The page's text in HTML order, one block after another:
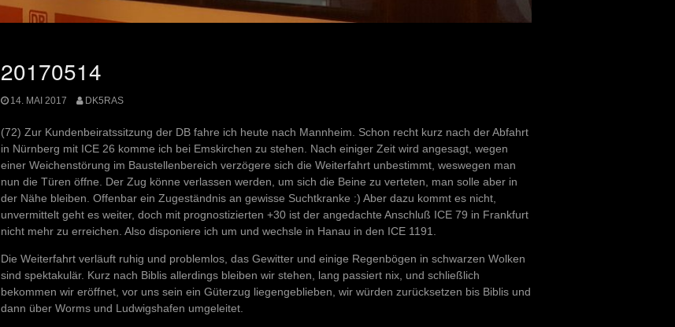
20170514
14. MAI 2017 DK5RAS
(72) Zur Kundenbeiratssitzung der DB fahre ich heute nach Mannheim. Schon recht kurz nach der Abfahrt
in Nürnberg mit ICE 26 komme ich bei Emskirchen zu stehen. Nach einiger Zeit wird angesagt, wegen
einer Weichenstörung im Baustellenbereich verzögere sich die Weiterfahrt unbestimmt, weswegen man
nun die Türen öffne. Der Zug könne verlassen werden, um sich die Beine zu verteten, man solle aber in
der Nähe bleiben. Offenbar ein Zugeständnis an gewisse Suchtkranke :) Aber dazu kommt es nicht,
unvermittelt geht es weiter, doch mit prognostizierten +30 ist der angedachte Anschluß ICE 79 in Frankfurt
nicht mehr zu erreichen. Also disponiere ich um und wechsle in Hanau in den ICE 1191.
Die Weiterfahrt verläuft ruhig und problemlos, das Gewitter und einige Regenbögen in schwarzen Wolken
sind spektakulär. Kurz nach Biblis allerdings bleiben wir stehen, lang passiert nix, und schließlich
bekommen wir eröffnet, vor uns sein ein Güterzug liegengeblieben, wir würden zurücksetzen bis Biblis und
dann über Worms und Ludwigshafen umgeleitet.